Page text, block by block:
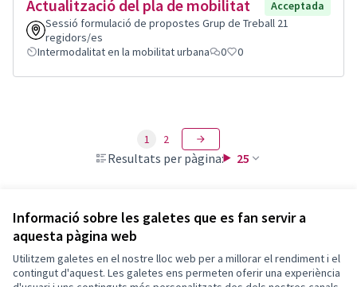
Informació sobre les galetes que es fan servir a
aquesta pàgina web
Utilitzem galetes en el nostre lloc web per a millorar el rendiment i el
contingut d'aquest. Les galetes ens permeten oferir una experiència
Actualització del pla de mobilitat
Acceptada
Sessió formulació de propostes Grup de Treball 21
regidors/es
Intermodalitat en la mobilitat urbana
0 0
Resultats per pàgina: 25
1 2
Termes i condicions d'ús
Configuració de les galetes
Decidim Sant Feliu a X
Decidim Sant Feliu a Facebook
Decidim Sant Feliu a Instagram
Decidim Sant Feliu a YouTube